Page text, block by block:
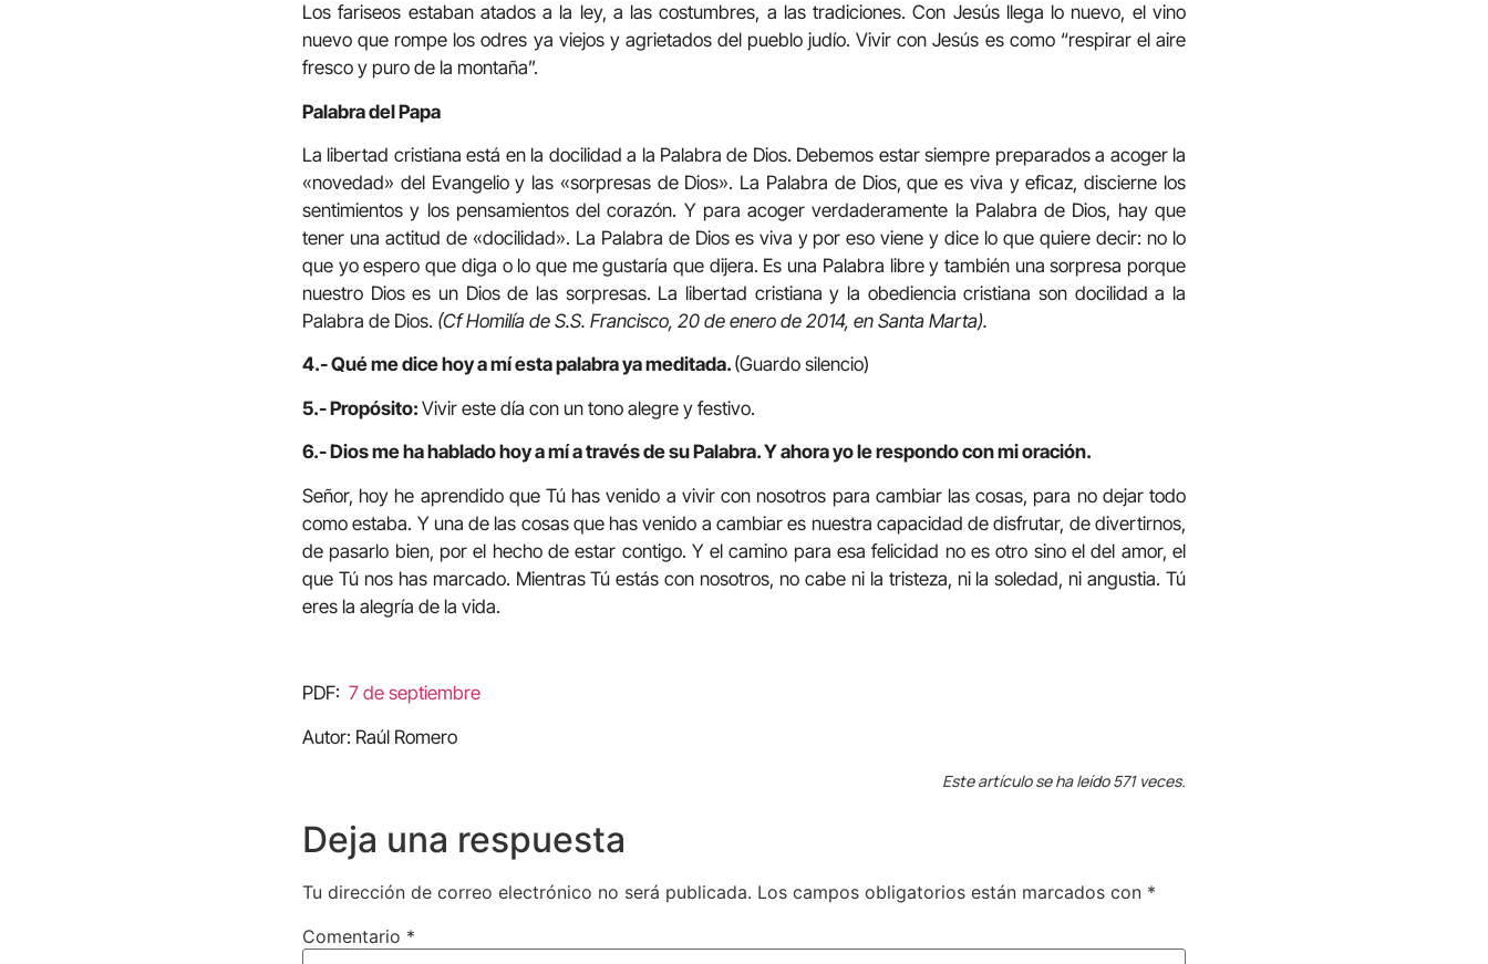
Los fariseos estaban atados a la ley, a las costumbres, a las tradiciones. Con Jesús llega lo nuevo, el vino
nuevo que rompe los odres ya viejos y agrietados del pueblo judío. Vivir con Jesús es como “respirar el aire
fresco y puro de la montaña”.
Palabra del Papa
La libertad cristiana está en la docilidad a la Palabra de Dios. Debemos estar siempre preparados a acoger la
«novedad» del Evangelio y las «sorpresas de Dios». La Palabra de Dios, que es viva y eficaz, discierne los
sentimientos y los pensamientos del corazón. Y para acoger verdaderamente la Palabra de Dios, hay que
tener una actitud de «docilidad». La Palabra de Dios es viva y por eso viene y dice lo que quiere decir: no lo
que yo espero que diga o lo que me gustaría que dijera. Es una Palabra libre y también una sorpresa porque
nuestro Dios es un Dios de las sorpresas. La libertad cristiana y la obediencia cristiana son docilidad a la
Palabra de Dios. (Cf Homilía de S.S. Francisco, 20 de enero de 2014, en Santa Marta).
4.- Qué me dice hoy a mí esta palabra ya meditada. (Guardo silencio)
5.- Propósito: Vivir este día con un tono alegre y festivo.
6.- Dios me ha hablado hoy a mí a través de su Palabra. Y ahora yo le respondo con mi oración.
Señor, hoy he aprendido que Tú has venido a vivir con nosotros para cambiar las cosas, para no dejar todo
como estaba. Y una de las cosas que has venido a cambiar es nuestra capacidad de disfrutar, de divertirnos,
de pasarlo bien, por el hecho de estar contigo. Y el camino para esa felicidad no es otro sino el del amor, el
que Tú nos has marcado. Mientras Tú estás con nosotros, no cabe ni la tristeza, ni la soledad, ni angustia. Tú
eres la alegría de la vida.
PDF: 7 de septiembre
Autor: Raúl Romero
Este artículo se ha leído 571 veces.
Deja una respuesta
Tu dirección de correo electrónico no será publicada. Los campos obligatorios están marcados con *
Comentario *